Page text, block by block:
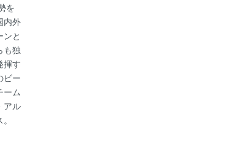
を
内外
と
も独
揮す
ビー
ーム
アル